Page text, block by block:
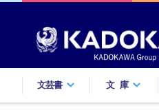
文芸書 文庫